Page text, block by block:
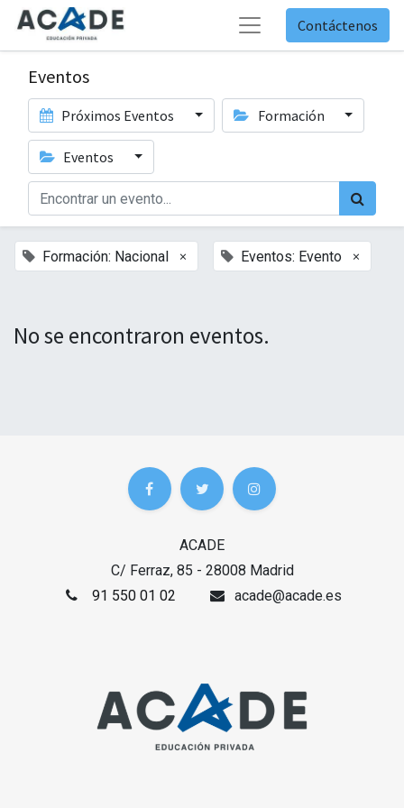
Contáctenos
Eventos
Próximos Eventos Formación
Eventos
Formación: Nacional × Eventos: Evento ×
No se encontraron eventos.
ACADE
C/ Ferraz, 85 - 28008 Madrid
91 550 01 02
acade@acade.es